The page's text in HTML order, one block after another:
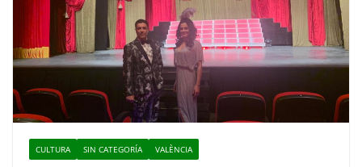
CULTURA SIN CATEGORÍA VALÈNCIA